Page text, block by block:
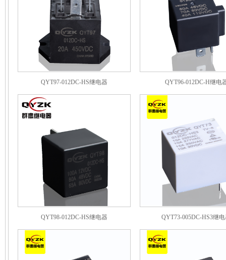
QYT97-012DC-HS继电器 QYT96-012DC-H继电
QYT98-012DC-HS继电器 QYT73-005DC-HS3继